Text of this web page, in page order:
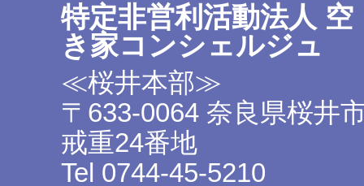
特定非営利活動法人 空
き家コンシェルジュ
≪桜井本部≫
〒633-0064 奈良県桜井
戒重24番地
Tel 0744-45-5210